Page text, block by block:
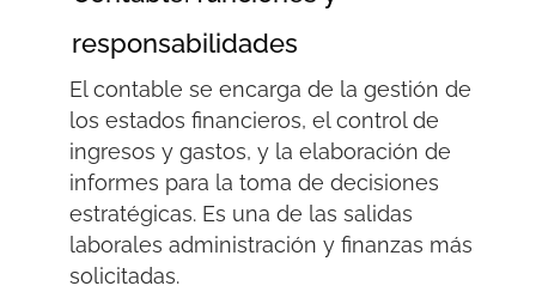
responsabilidades
El contable se encarga de la gestión de
los estados financieros, el control de
ingresos y gastos, y la elaboración de
informes para la toma de decisiones
estratégicas. Es una de las salidas
laborales administración y finanzas más
solicitadas.